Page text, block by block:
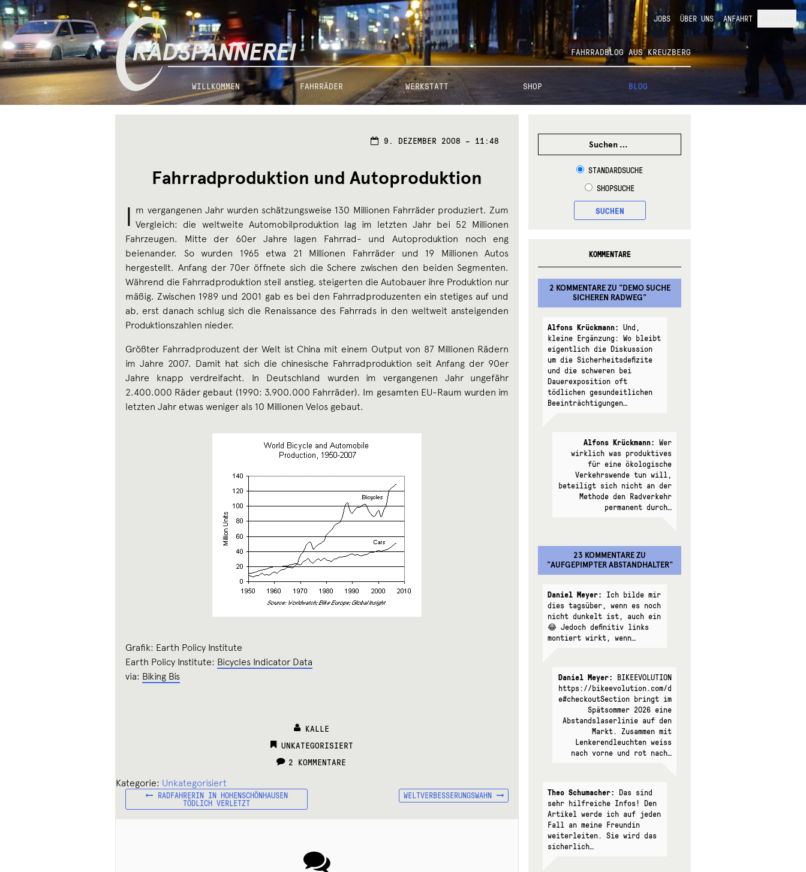
Zur
Navigation
springen
Zum
Inhalt
springen
Radspannerei
FAHRRADBLOG AUS KREUZBERG
JOBS ÜBER UNS ANFAHRT
WILLKOMMEN FAHRRÄDER WERKSTATT SHOP BLOG
9. DEZEMBER 2008 – 11:48
Fahrradproduktion und Autoproduktion
I m vergangenen Jahr wurden schätzungsweise 130 Millionen Fahrräder produziert. Zum
Vergleich: die weltweite Automobilproduktion lag im letzten Jahr bei 52 Millionen
Fahrzeugen. Mitte der 60er Jahre lagen Fahrrad- und Autoproduktion noch eng
beienander. So wurden 1965 etwa 21 Millionen Fahrräder und 19 Millionen Autos
hergestellt. Anfang der 70er öffnete sich die Schere zwischen den beiden Segmenten.
Während die Fahrradproduktion steil anstieg, steigerten die Autobauer ihre Produktion nur
mäßig. Zwischen 1989 und 2001 gab es bei den Fahrradproduzenten ein stetiges auf und
ab, erst danach schlug sich die Renaissance des Fahrrads in den weltweit ansteigenden
Produktionszahlen nieder.
Größter Fahrradproduzent der Welt ist China mit einem Output von 87 Millionen Rädern
im Jahre 2007. Damit hat sich die chinesische Fahrradproduktion seit Anfang der 90er
Jahre knapp verdreifacht. In Deutschland wurden im vergangenen Jahr ungefähr
2.400.000 Räder gebaut (1990: 3.900.000 Fahrräder). Im gesamten EU-Raum wurden im
letzten Jahr etwas weniger als 10 Millionen Velos gebaut.
Grafik: Earth Policy Institute
Earth Policy Institute: Bicycles Indicator Data
via: Biking Bis
KALLE
CATEGORIES:
UNKATEGORISIERT
2 KOMMENTARE
Kategorie: Unkategorisiert
Beitragsnavigation
VORHERIGER
BEITRAG:
RADFAHRERIN IN HOHENSCHÖNHAUSEN
TÖDLICH VERLETZT
NÄCHSTER
BEITRAG:
WELTVERBESSERUNGSWAHN
STANDARDSUCHE
SHOPSUCHE
SUCHEN
KOMMENTARE
2 KOMMENTAREZU "DEMO SUCHE
SICHEREN RADWEG"
Alfons Krückmann: Und,
kleine Ergänzung: Wo bleibt
eigentlich die Diskussion
um die Sicherheitsdefizite
und die schweren bei
Dauerexposition oft
tödlichen gesundeitlichen
Beeinträchtigungen…
Alfons Krückmann: Wer
wirklich was produktives
für eine ökologische
Verkehrswende tun will,
beteiligt sich nicht an der
Methode den Radverkehr
permanent durch…
23 KOMMENTAREZU
"AUFGEPIMPTER ABSTANDHALTER"
Daniel Meyer: Ich bilde mir
dies tagsüber, wenn es noch
nicht dunkelt ist, auch ein
😂 Jedoch definitiv links
montiert wirkt, wenn…
Daniel Meyer: BIKEEVOLUTION
https://bikeevolution.com/d
e#checkoutSection bringt im
Spätsommer 2026 eine
Abstandslaserlinie auf den
Markt. Zusammen mit
Lenkerendleuchten weiss
nach vorne und rot nach…
Theo Schumacher: Das sind
sehr hilfreiche Infos! Den
Artikel werde ich auf jeden
Fall an meine Freundin
weiterleiten. Sie wird das
sicherlich…